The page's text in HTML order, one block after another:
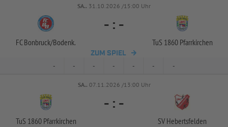
SA.. 31.10.2026 /15:00 Uhr
FC Bonbruck/Bodenk.
- : -
TuS 1860 Pfarrkirchen
ZUM SPIEL
- - - - - - -
SA.. 07.11.2026 /13:00 Uhr
TuS 1860 Pfarrkirchen
- : -
SV Hebertsfelden